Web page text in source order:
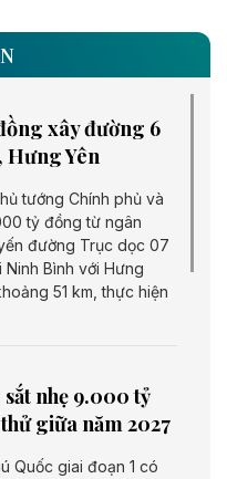
xây đường 6
Hưng Yên
tướng Chính phủ và
tỷ đồng từ ngân
đường Trục dọc 07
Bình với Hưng
51 km, thực hiện
nhẹ 9.000 tỷ
giữa năm 2027
Quốc giai đoạn 1 có